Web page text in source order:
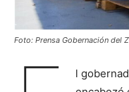
Foto: Prensa Gobernación del
l